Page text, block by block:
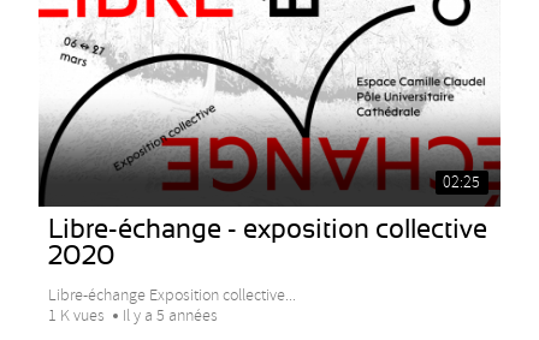
02:25
Libre-échange - exposition collective
2020
Libre-échange Exposition collective...
1 K vues
Il y a 5 années